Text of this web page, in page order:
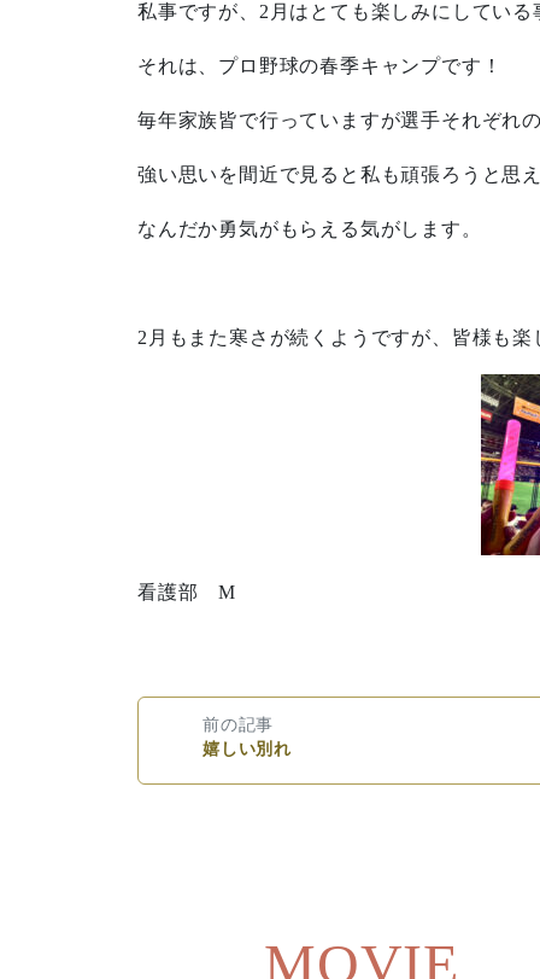
私事ですが、2月はとても楽しみにしている
それは、プロ野球の春季キャンプです！
毎年家族皆で行っていますが選手それぞれ
強い思いを間近で見ると私も頑張ろうと思
なんだか勇気がもらえる気がします。
2月もまた寒さが続くようですが、皆様も
看護部 M
前の記事
嬉しい別れ
MOVIE